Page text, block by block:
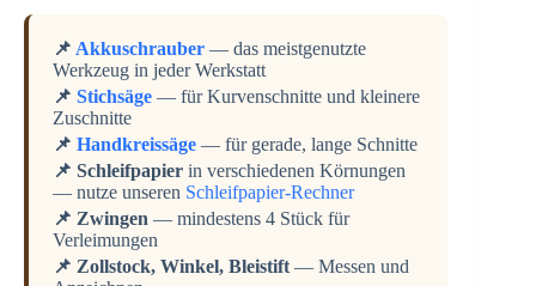
📌 Akkuschrauber — das meistgenutzte
Werkzeug in jeder Werkstatt
📌 Stichsäge — für Kurvenschnitte und kleinere
Zuschnitte
📌 Handkreissäge — für gerade, lange Schnitte
📌 Schleifpapier in verschiedenen Körnungen
— nutze unseren Schleifpapier-Rechner
📌 Zwingen — mindestens 4 Stück für
Verleimungen
📌 Zollstock, Winkel, Bleistift — Messen und